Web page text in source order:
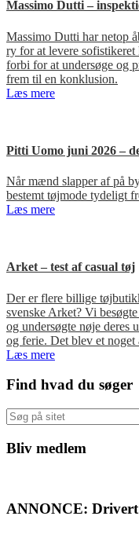
Massimo Dutti –
Massimo Dutti har netop
ry for at levere
forbi for at undersøge og
frem til en konklusion.
Læs mere
Pitti Uomo juni 2026 –
Når mænd slapper af på
bestemt tøjmode tydeligt
Læs mere
Arket – test af casual tøj
Der er flere billige
svenske Arket? Vi
og undersøgte nøje
og ferie. Det blev et noget
Læs mere
Primær
Sidebar
Find hvad du søger
Søg
på
sitet
Bliv medlem
ANNONCE: